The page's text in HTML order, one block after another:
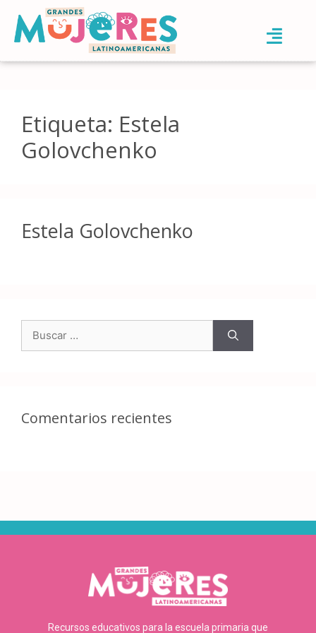
Etiqueta: Estela
Golovchenko
Estela Golovchenko
Comentarios recientes
Recursos educativos para la escuela primaria que